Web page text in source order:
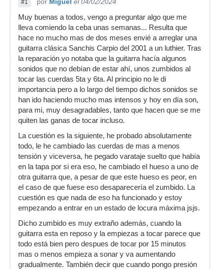
#1
Muy buenas a todos, vengo a preguntar algo que me
lleva comiendo la ceba unas semanas... Resulta que
hace no mucho mas de dos meses envié a arreglar una
guitarra clásica Sanchis Carpio del 2001 a un luthier. Tras
la reparación yo notaba que la guitarra hacía algunos
sonidos que no debían de estar ahí, unos zumbidos al
tocar las cuerdas 5ta y 6ta. Al principio no le di
importancia pero a lo largo del tiempo dichos sonidos se
han ido haciendo mucho mas intensos y hoy en día son,
para mi, muy desagradables, tanto que hacen que se me
quiten las ganas de tocar incluso.
La cuestión es la siguiente, he probado absolutamente
todo, le he cambiado las cuerdas de mas a menos
tensión y viceversa, he pegado varataje suelto que había
en la tapa por si era eso, he cambiado el hueso a uno de
otra guitarra que, a pesar de que este hueso es peor, en
el caso de que fuese eso desaparecería el zumbido. La
cuestión es que nada de eso ha funcionado y estoy
empezando a entrar en un estado de locura máxima jsjs.
Dicho zumbido es muy extraño además, cuando la
guitarra esta en reposo y la empiezas a tocar parece que
todo está bien pero despues de tocar por 15 minutos
mas o menos empieza a sonar y va aumentando
gradualmente. También decir que cuando pongo presión